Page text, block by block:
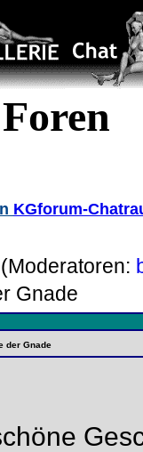
KGforum-
(Moderatoren:
Gnade
der Gnade